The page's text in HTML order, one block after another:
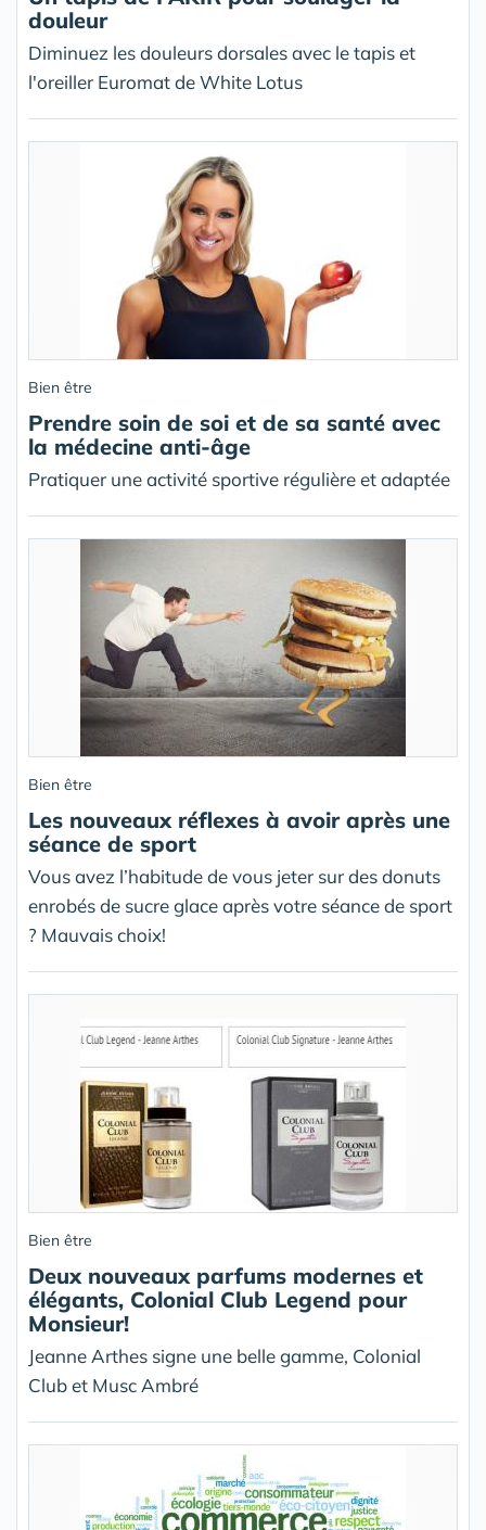
douleur
Diminuez les douleurs dorsales avec le tapis et
l'oreiller Euromat de White Lotus
Bien être
Prendre soin de soi et de sa santé avec
la médecine anti-âge
Pratiquer une activité sportive régulière et adaptée
Bien être
Les nouveaux réflexes à avoir après une
séance de sport
Vous avez l’habitude de vous jeter sur des donuts
enrobés de sucre glace après votre séance de sport
? Mauvais choix!
Bien être
Deux nouveaux parfums modernes et
élégants, Colonial Club Legend pour
Monsieur!
Jeanne Arthes signe une belle gamme, Colonial
Club et Musc Ambré